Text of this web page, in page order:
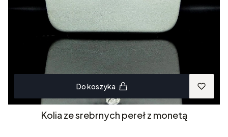
Do koszyka
Kolia ze srebrnych pereł z monetą